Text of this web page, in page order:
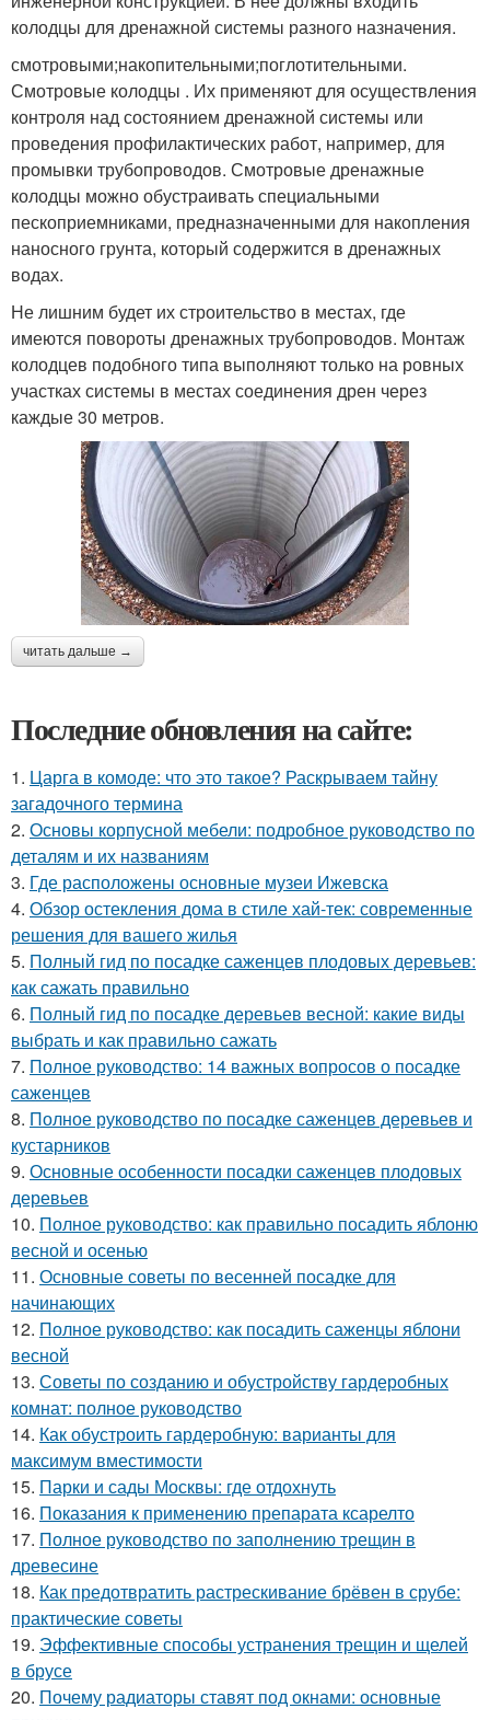
колодцы для дренажной системы разного назначения.
смотровыми;накопительными;поглотительными.
Смотровые колодцы . Их применяют для осуществления
контроля над состоянием дренажной системы или
проведения профилактических работ, например, для
промывки трубопроводов. Смотровые дренажные
колодцы можно обустраивать специальными
пескоприемниками, предназначенными для накопления
наносного грунта, который содержится в дренажных
водах.
Не лишним будет их строительство в местах, где
имеются повороты дренажных трубопроводов. Монтаж
колодцев подобного типа выполняют только на ровных
участках системы в местах соединения дрен через
каждые 30 метров.
читать дальше →
Последние обновления на сайте:
1. Царга в комоде: что это такое? Раскрываем тайну
загадочного термина
2. Основы корпусной мебели: подробное руководство по
деталям и их названиям
3. Где расположены основные музеи Ижевска
4. Обзор остекления дома в стиле хай-тек: современные
решения для вашего жилья
5. Полный гид по посадке саженцев плодовых деревьев:
как сажать правильно
6. Полный гид по посадке деревьев весной: какие виды
выбрать и как правильно сажать
7. Полное руководство: 14 важных вопросов о посадке
саженцев
8. Полное руководство по посадке саженцев деревьев и
кустарников
9. Основные особенности посадки саженцев плодовых
деревьев
10. Полное руководство: как правильно посадить яблоню
весной и осенью
11. Основные советы по весенней посадке для
начинающих
12. Полное руководство: как посадить саженцы яблони
весной
13. Советы по созданию и обустройству гардеробных
комнат: полное руководство
14. Как обустроить гардеробную: варианты для
максимум вместимости
15. Парки и сады Москвы: где отдохнуть
16. Показания к применению препарата ксарелто
17. Полное руководство по заполнению трещин в
древесине
18. Как предотвратить растрескивание брёвен в срубе:
практические советы
19. Эффективные способы устранения трещин и щелей
в брусе
20. Почему радиаторы ставят под окнами: основные